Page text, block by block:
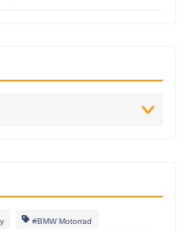
#BMW Motorrad